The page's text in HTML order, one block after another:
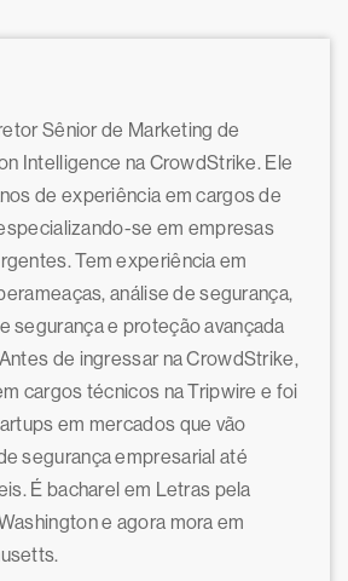
Sênior de Marketing de
Intelligence na CrowdStrike. Ele
de experiência em cargos de
se em empresas
Tem experiência em
análise de segurança,
segurança e proteção avançada
de ingressar na CrowdStrike,
cargos técnicos na Tripwire e foi
em mercados que vão
segurança empresarial até
É bacharel em Letras pela
e agora mora em